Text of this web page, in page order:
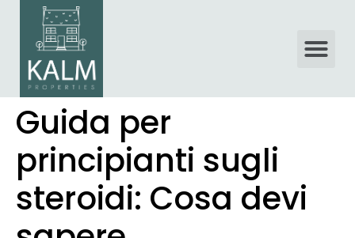
Guida per
principianti sugli
steroidi: Cosa devi